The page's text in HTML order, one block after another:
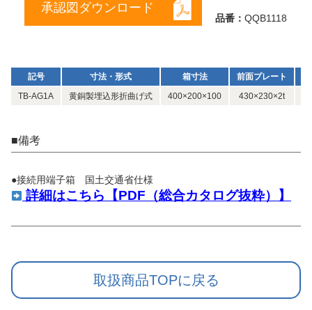
承認図ダウンロード
品番： QQB1118
記号 寸法・形式 箱寸法 前面プレート
TB-AG1A
黄銅製埋込形折曲げ式 400×200×100 430×230×2t
■備考
●接続用端子箱 国土交通省仕様
詳細はこちら【PDF（総合カタログ抜粋）】
取扱商品TOPに戻る